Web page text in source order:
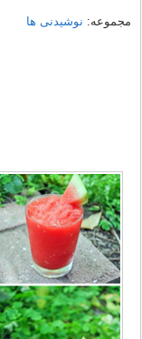
مجموعه: نوشیدنی ها